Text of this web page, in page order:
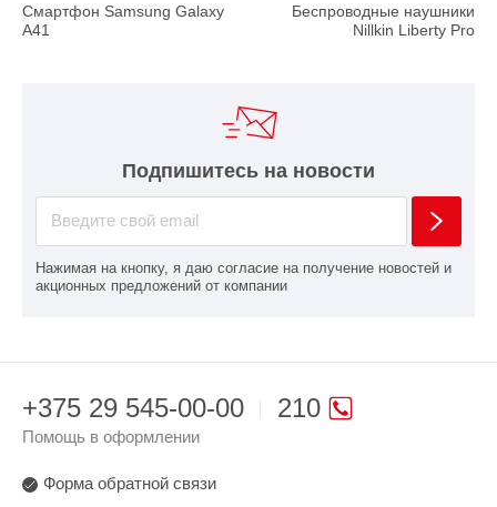
Смартфон Samsung Galaxy
A41
Беспроводные наушники
Nillkin Liberty Pro
Подпишитесь на новости
Нажимая на кнопку, я даю согласие на получение новостей и
акционных предложений от компании
210
+375 29 545-00-00
Помощь в оформлении
Форма обратной связи